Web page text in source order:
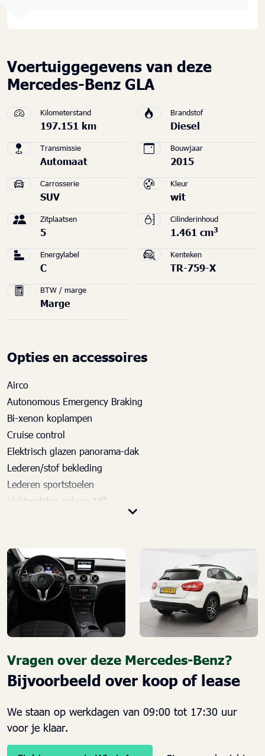
Voertuiggegevens van deze
Mercedes-Benz GLA
Kilometerstand
197.151 km
Brandstof
Diesel
Transmissie
Automaat
Bouwjaar
2015
Carrosserie
SUV
Kleur
wit
Zitplaatsen
5
Cilinderinhoud
1.461 cm3
Energylabel
C
Kenteken
TR-759-X
BTW / marge
Marge
Opties en accessoires
Airco
Autonomous Emergency Braking
Bi-xenon koplampen
Cruise control
Elektrisch glazen panorama-dak
Lederen/stof bekleding
Lederen sportstoelen
Lichtmetalen velgen 18"
Alarm klasse 1(startblokkering)
Anti Blokkeer Systeem
Anti doorSlip Regeling
Armsteun voor
Bandenspanningscontrolesysteem
Bestuurdersairbag
Bluetooth telefoonvoorbereiding
Boordcomputer
Buitenspiegels elektrisch verstel- en verwarmbaar
Carbonafwerking interieur
Centrale deurvergrendeling met afstandsbediening
Vragen over deze Mercedes-Benz?
Bijvoorbeeld over koop of lease
We staan op werkdagen van 09:00 tot 17:30 uur
voor je klaar.